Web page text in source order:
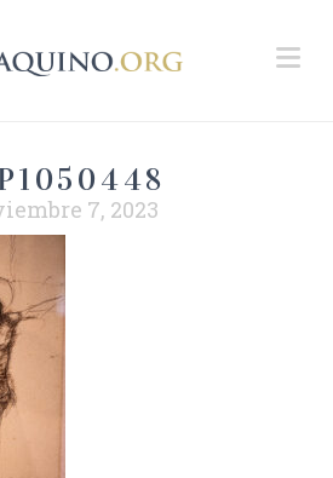
7, 2023